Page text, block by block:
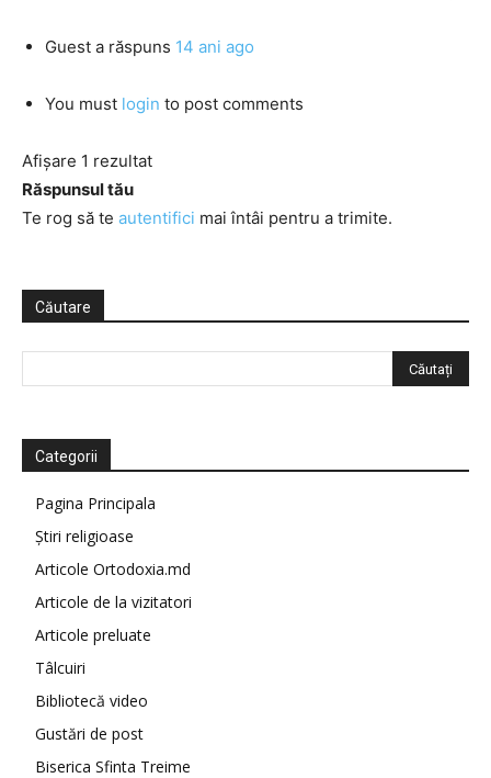
Guest a răspuns 14 ani ago
You must login to post comments
Afișare 1 rezultat
Răspunsul tău
Te rog să te autentifici mai întâi pentru a trimite.
Căutare
Categorii
Pagina Principala
Știri religioase
Articole Ortodoxia.md
Articole de la vizitatori
Articole preluate
Tâlcuiri
Bibliotecă video
Gustări de post
Biserica Sfinta Treime